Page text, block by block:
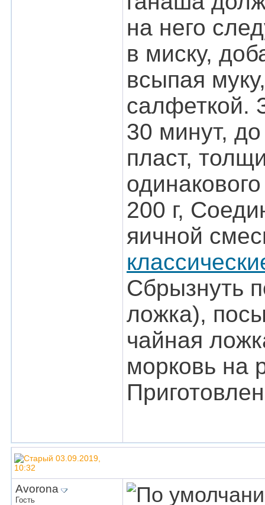
на него
в миску,
всыпая
салфеткой.
30 минут,
пласт,
200 г,
яичной
Сбрызнуть
ложка),
чайная
морковь на
03.09.2019,
10:32
Avorona
Гость